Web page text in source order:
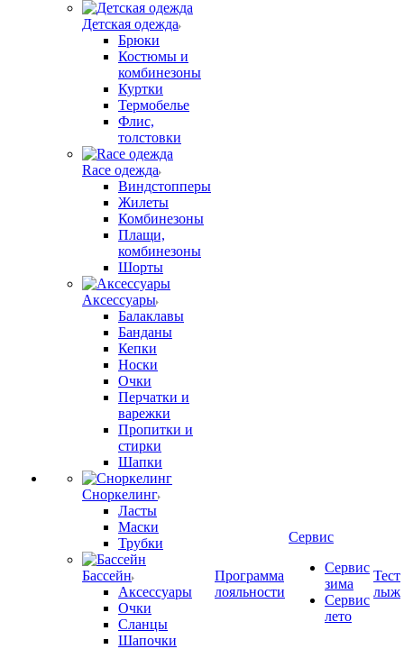
Детская одежда
Брюки
Костюмы и
комбинезоны
Куртки
Термобелье
Флис,
толстовки
Race одежда
Виндстопперы
Жилеты
Комбинезоны
Плащи,
комбинезоны
Шорты
Аксессуары
Балаклавы
Банданы
Кепки
Носки
Очки
Перчатки и
варежки
Пропитки и
стирки
Шапки
Сноркелинг
Ласты
Маски
Трубки
Бассейн
Аксессуары
Очки
Сланцы
Шапочки
Программа
лояльности
Сервис
Сервис
зима
Сервис
лето
Тест
лыж